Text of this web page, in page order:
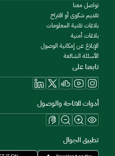
تواصل معنا
تقديم شكوى أو اقتراح
بلاغات تقنية المعلومات
بلاغات أمنية
الإبلاغ عن إمكانية الوصول
الأسئلة الشائعة
تابعنا على
أدوات الاتاحة والوصول
تطبيق الجوال